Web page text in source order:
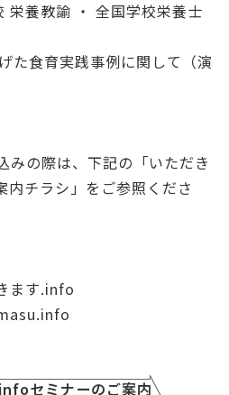
養教諭 ・ 全国学校栄養士
た食育実践事例に関して（演
みの際は、下記の「いただき
チラシ」をご参照くださ
ます.info
セミナーのご案内